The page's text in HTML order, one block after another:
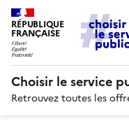
RÉPUBLIQUE
FRANÇAISE
Choisir le service
Retrouvez toutes les